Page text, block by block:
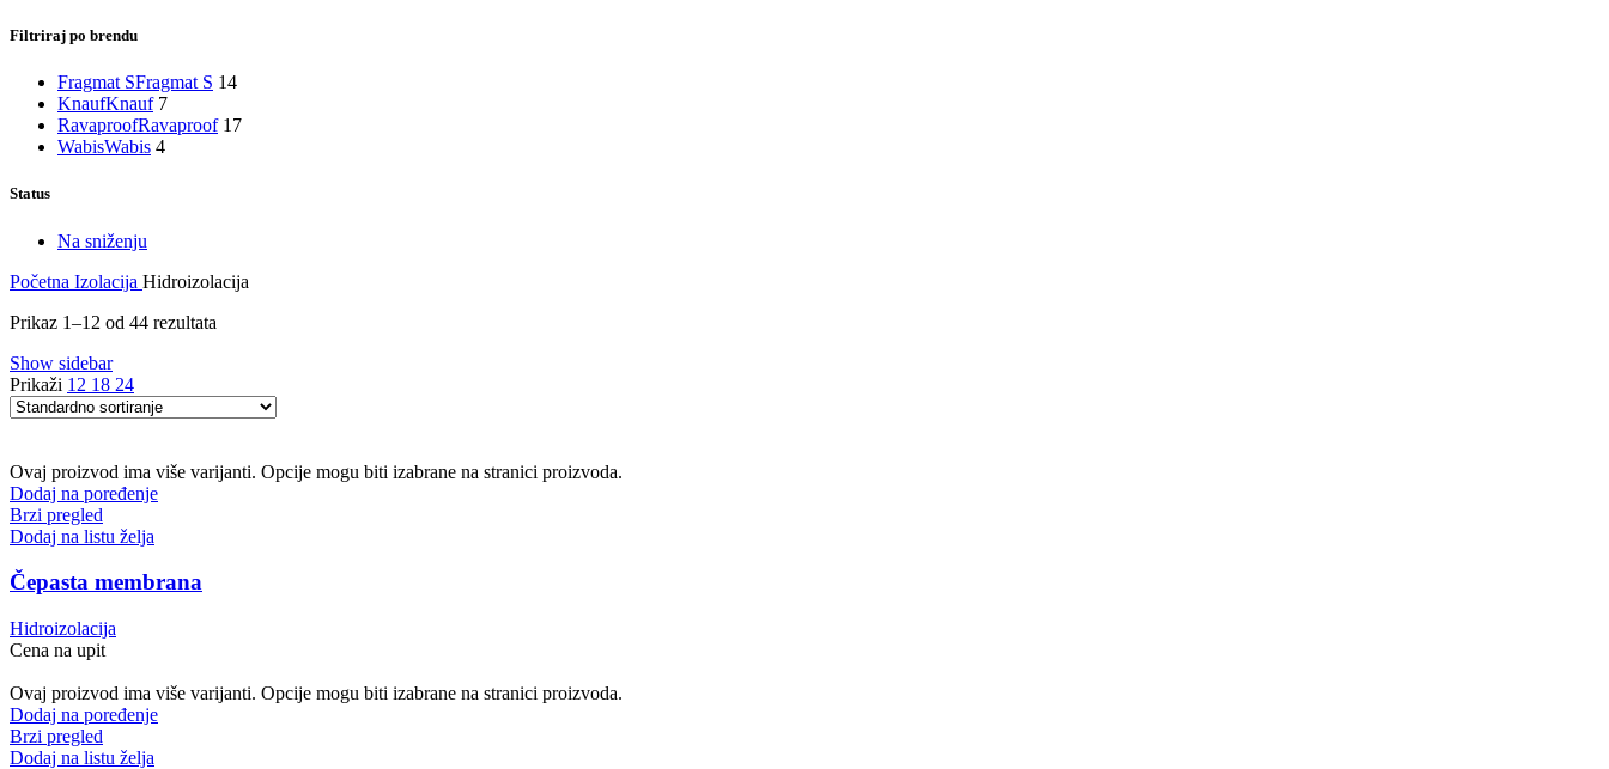
Filtriraj po brendu
Fragmat SFragmat S 14
KnaufKnauf 7
RavaproofRavaproof 17
WabisWabis 4
Status
Na sniženju
Početna Izolacija Hidroizolacija
Prikaz 1–12 od 44 rezultata
Show sidebar
Prikaži 12 18 24
Ovaj proizvod ima više varijanti. Opcije mogu biti izabrane na stranici proizvoda.
Dodaj na poređenje
Brzi pregled
Dodaj na listu želja
Čepasta membrana
Hidroizolacija
Cena na upit
Ovaj proizvod ima više varijanti. Opcije mogu biti izabrane na stranici proizvoda.
Dodaj na poređenje
Brzi pregled
Dodaj na listu želja